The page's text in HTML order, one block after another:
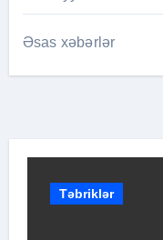
Əsas xəbərlər
Təbriklər